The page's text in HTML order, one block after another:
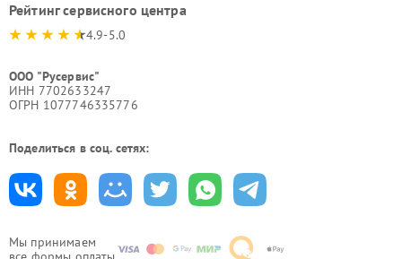
Мы принимаем
Рейтинг сервисного центра
4.9-5.0
ООО "Русервис"
ИНН 7702633247
ОГРН 1077746335776
Поделиться в соц. сетях: